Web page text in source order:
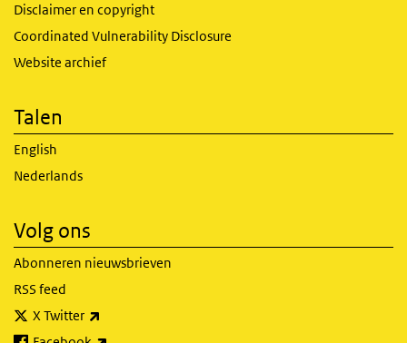
Disclaimer en copyright
Coordinated Vulnerability Disclosure
Website archief
Talen
English
Nederlands
Volg ons
Abonneren nieuwsbrieven
RSS feed
X Twitter